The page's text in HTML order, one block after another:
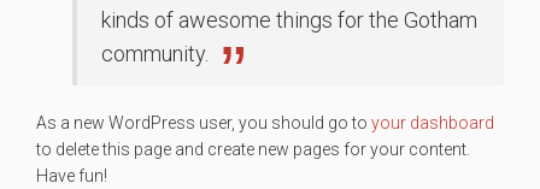
kinds of awesome things for the Gotham
community.
As a new WordPress user, you should go to your dashboard
to delete this page and create new pages for your content.
Have fun!